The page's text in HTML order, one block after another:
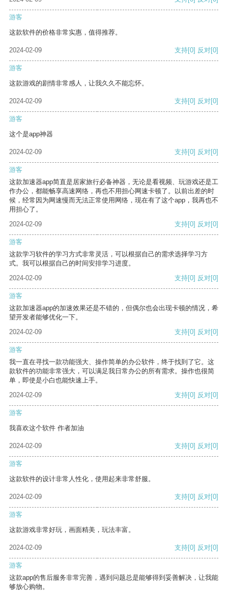
游客
这款软件的价格非常实惠，值得推荐。
2024-02-09 支持[0] 反对[0]
游客
这款游戏的剧情非常感人，让我久久不能忘怀。
2024-02-09 支持[0] 反对[0]
游客
这个是app神器
2024-02-09 支持[0] 反对[0]
游客
这款加速器app简直是居家旅行必备神器，无论是看视频、玩游戏还是工
作办公，都能畅享高速网络，再也不用担心网速卡顿了。以前出差的时
候，经常因为网速慢而无法正常使用网络，现在有了这个app，我再也不
用担心了。
2024-02-09
支持[0] 反对[0]
游客
这款学习软件的学习方式非常灵活，可以根据自己的需求选择学习方
式。我可以根据自己的时间安排学习进度。
2024-02-09
支持[0] 反对[0]
游客
这款加速器app的加速效果还是不错的，但偶尔也会出现卡顿的情况，希
望开发者能够优化一下。
2024-02-09
支持[0] 反对[0]
游客
我一直在寻找一款功能强大、操作简单的办公软件，终于找到了它。这
款软件的功能非常强大，可以满足我日常办公的所有需求。操作也很简
单，即使是小白也能快速上手。
2024-02-09
支持[0] 反对[0]
游客
我喜欢这个软件 作者加油
2024-02-09 支持[0] 反对[0]
游客
这款软件的设计非常人性化，使用起来非常舒服。
2024-02-09 支持[0] 反对[0]
游客
这款游戏非常好玩，画面精美，玩法丰富。
2024-02-09 支持[0] 反对[0]
游客
这款app的售后服务非常完善，遇到问题总是能够得到妥善解决，让我能
够放心购物。